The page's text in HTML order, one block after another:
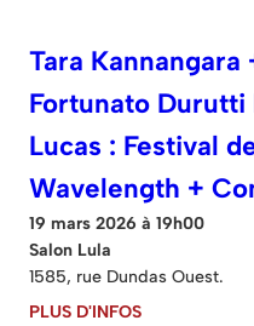
Tara Kannangara
Fortunato Durutti
Lucas : Festival
Wavelength +
19 mars 2026 à 19h00
Salon Lula
1585, rue Dundas Ouest.
PLUS D'INFOS